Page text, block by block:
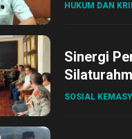
HUKUM DAN
Sinergi
SOSIAL